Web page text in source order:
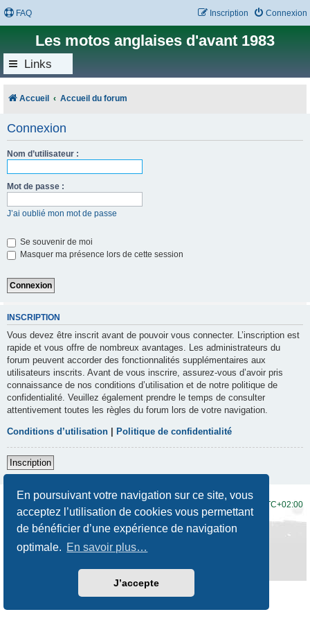
En poursuivant votre navigation sur ce site, vous
acceptez l’utilisation de cookies vous permettant
de bénéficier d’une expérience de navigation
optimale. En savoir plus…
J’accepte
FAQ Connexion
Inscription
Les motos anglaises d'avant 1983
Links
Accueil Accueil du forum
Connexion
Nom d’utilisateur :
Mot de passe :
J’ai oublié mon mot de passe
Se souvenir de moi
Masquer ma présence lors de cette session
INSCRIPTION
Vous devez être inscrit avant de pouvoir vous connecter. L’inscription est
rapide et vous offre de nombreux avantages. Les administrateurs du
forum peuvent accorder des fonctionnalités supplémentaires aux
utilisateurs inscrits. Avant de vous inscrire, assurez-vous d’avoir pris
connaissance de nos conditions d’utilisation et de notre politique de
confidentialité. Veuillez également prendre le temps de consulter
attentivement toutes les règles du forum lors de votre navigation.
Conditions d’utilisation Politique de confidentialité
Inscription
UTC+02:00
Développé par phpBB® Forum Software © phpBB Limited
Traduction française officielle
Prosilver New Edition
Confidentialité|Conditions